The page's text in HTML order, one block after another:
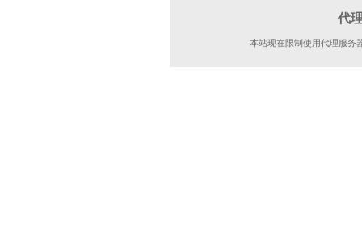
代
本站现在限制使用代理服务